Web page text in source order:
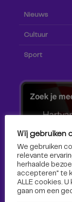
Nieuws
Cultuur
Sport
Volg ons!
Wij gebruiken
We gebruiken
relevante
herhaalde
accepteren" te
ALLE cookies.
gaan om een